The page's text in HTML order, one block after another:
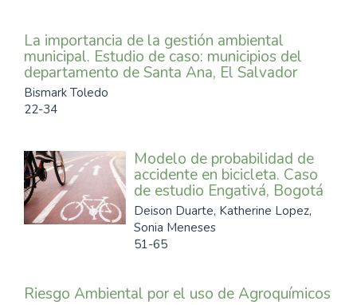
La importancia de la gestión ambiental
municipal. Estudio de caso: municipios del
departamento de Santa Ana, El Salvador
Bismark Toledo
22-34
Modelo de probabilidad de
accidente en bicicleta. Caso
de estudio Engativá, Bogotá
Deison Duarte, Katherine Lopez,
Sonia Meneses
51-65
Riesgo Ambiental por el uso de Agroquímicos